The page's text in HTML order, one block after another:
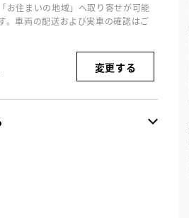
お住まいの地域」へ取り寄せが可能
。車両の配送および実車の確認はご
変更する